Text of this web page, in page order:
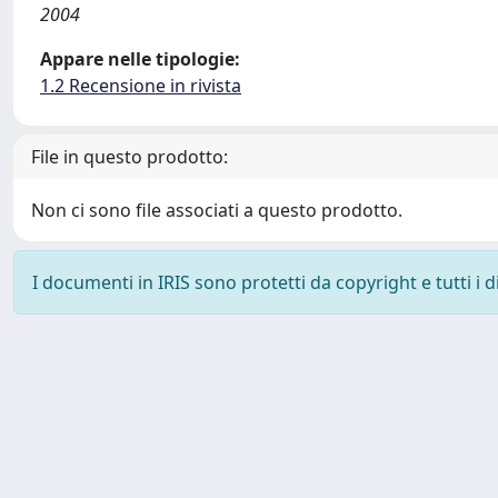
2004
Appare nelle tipologie:
1.2 Recensione in rivista
File in questo prodotto:
Non ci sono file associati a questo prodotto.
I documenti in IRIS sono protetti da copyright e tutti i